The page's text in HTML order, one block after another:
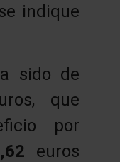
indique
sido de
que
por
euros